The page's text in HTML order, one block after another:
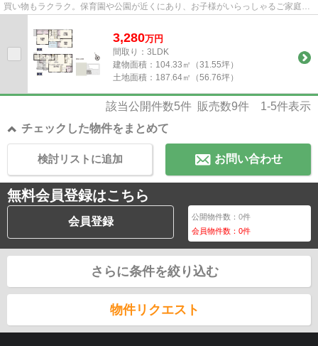
買い物もラクラク。保育園や公園が近くにあり、お子様がいらっしゃるご家庭に
はうれしい分譲地です。
3,280万円
間取り：3LDK
建物面積： 104.33㎡（31.55坪）
土地面積： 187.64㎡（56.76坪）
該当公開件数5件 販売数9件 1-5件表示
チェックした物件をまとめて
お問い合わせ
検討リストに追加
無料会員登録はこちら
会員登録 公開物件数：0件
会員物件数：0件
さらに条件を絞り込む
物件リクエスト